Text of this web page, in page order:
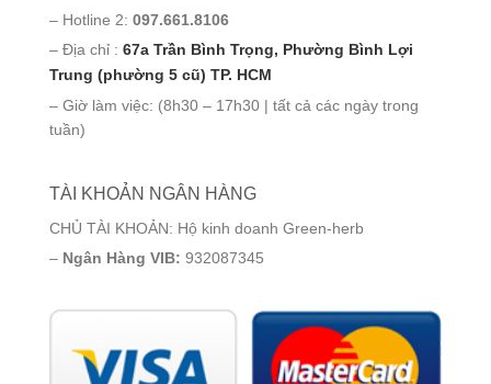
– Hotline 2: 097.661.8106
– Địa chỉ : 67a Trần Bình Trọng, Phường Bình Lợi
Trung (phường 5 cũ) TP. HCM
– Giờ làm việc: (8h30 – 17h30 | tất cả các ngày trong
tuần)
TÀI KHOẢN NGÂN HÀNG
CHỦ TÀI KHOẢN: Hộ kinh doanh Green-herb
– Ngân Hàng VIB: 932087345